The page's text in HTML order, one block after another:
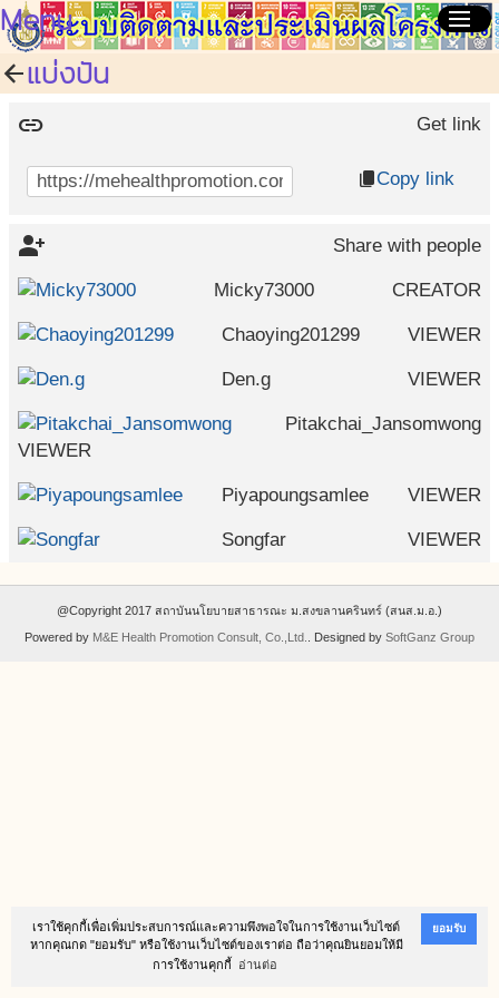
เราใช้คุกกี้เพื่อเพิ่มประสบการณ์และความพึงพอใจในการใช้งานเว็บไซต์
หากคุณกด "ยอมรับ" หรือใช้งานเว็บไซต์ของเราต่อ ถือว่าคุณยินยอมให้มี
การใช้งานคุกกี้
อ่านต่อ
ยอมรับ
menu
Menu
arrow_backแบ่งปัน
link Get link
content_copyCopy link
person_add_alt Share with people
Micky73000 CREATOR
Chaoying201299 VIEWER
Den.g VIEWER
Pitakchai_Jansomwong
VIEWER
Piyapoungsamlee VIEWER
Songfar VIEWER
@Copyright 2017 สถาบันนโยบายสาธารณะ ม.สงขลานครินทร์ (สนส.ม.อ.)
Powered by M&E Health Promotion Consult, Co.,Ltd. . Designed by SoftGanz Group